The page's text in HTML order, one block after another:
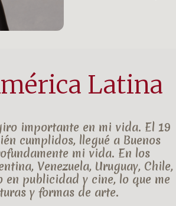
Latina
importante en mi vida. El 19
cumplidos, llegué a Buenos
mi vida. En los
, Venezuela, Uruguay, Chile,
en publicidad y cine, lo que me
y formas de arte.